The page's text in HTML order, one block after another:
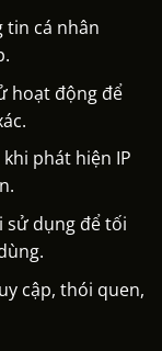
tin cá nhân
hoạt động để
phát hiện IP
sử dụng để tối
cập, thói quen,